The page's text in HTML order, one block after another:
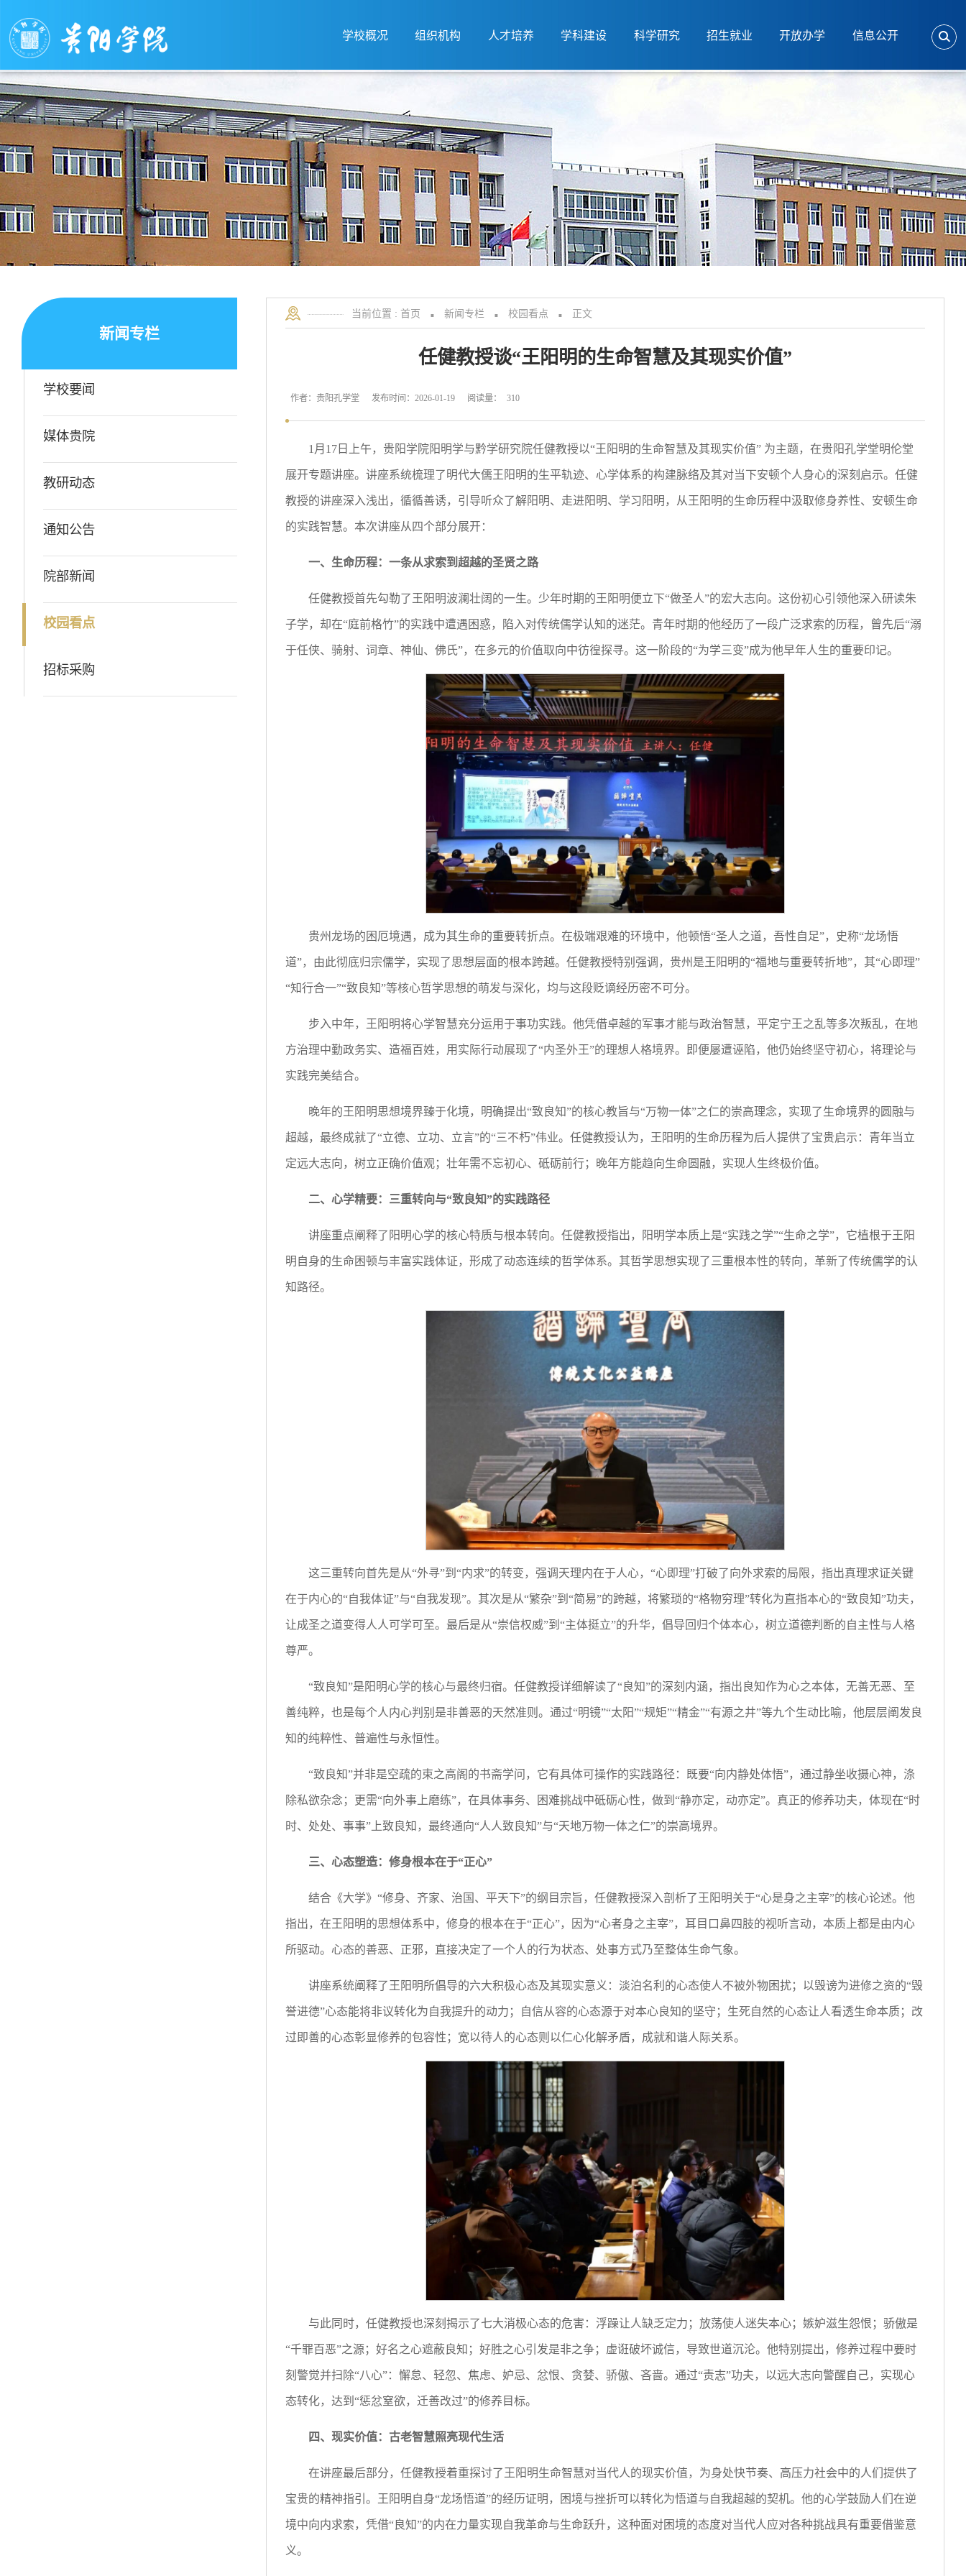
学校概况 组织机构 人才培养 学科建设 科学研究 招生就业 开放办学 信息公开
新闻专栏
学校要闻
媒体贵院
教研动态
通知公告
院部新闻
校园看点
招标采购
当前位置 :首页 ■ 新闻专栏 ■ 校园看点 ■ 正文
任健教授谈“王阳明的生命智慧及其现实价值”
作者：贵阳孔学堂 发布时间：2026-01-19 阅读量： 310
1月17日上午，贵阳学院阳明学与黔学研究院任健教授以“王阳明的生命智慧及其现实价值” 为主题，在贵阳孔学堂明伦堂
展开专题讲座。讲座系统梳理了明代大儒王阳明的生平轨迹、心学体系的构建脉络及其对当下安顿个人身心的深刻启示。任健
教授的讲座深入浅出，循循善诱，引导听众了解阳明、走进阳明、学习阳明，从王阳明的生命历程中汲取修身养性、安顿生命
的实践智慧。本次讲座从四个部分展开：
一、生命历程：一条从求索到超越的圣贤之路
任健教授首先勾勒了王阳明波澜壮阔的一生。少年时期的王阳明便立下“做圣人”的宏大志向。这份初心引领他深入研读朱
子学，却在“庭前格竹”的实践中遭遇困惑，陷入对传统儒学认知的迷茫。青年时期的他经历了一段广泛求索的历程，曾先后“溺
于任侠、骑射、词章、神仙、佛氏”，在多元的价值取向中彷徨探寻。这一阶段的“为学三变”成为他早年人生的重要印记。
贵州龙场的困厄境遇，成为其生命的重要转折点。在极端艰难的环境中，他顿悟“圣人之道，吾性自足”，史称“龙场悟
道”，由此彻底归宗儒学，实现了思想层面的根本跨越。任健教授特别强调，贵州是王阳明的“福地与重要转折地”，其“心即理”
“知行合一”“致良知”等核心哲学思想的萌发与深化，均与这段贬谪经历密不可分。
步入中年，王阳明将心学智慧充分运用于事功实践。他凭借卓越的军事才能与政治智慧，平定宁王之乱等多次叛乱，在地
方治理中勤政务实、造福百姓，用实际行动展现了“内圣外王”的理想人格境界。即便屡遭诬陷，他仍始终坚守初心，将理论与
实践完美结合。
晚年的王阳明思想境界臻于化境，明确提出“致良知”的核心教旨与“万物一体”之仁的崇高理念，实现了生命境界的圆融与
超越，最终成就了“立德、立功、立言”的“三不朽”伟业。任健教授认为，王阳明的生命历程为后人提供了宝贵启示：青年当立
定远大志向，树立正确价值观；壮年需不忘初心、砥砺前行；晚年方能趋向生命圆融，实现人生终极价值。
二、心学精要：三重转向与“致良知”的实践路径
讲座重点阐释了阳明心学的核心特质与根本转向。任健教授指出，阳明学本质上是“实践之学”“生命之学”，它植根于王阳
明自身的生命困顿与丰富实践体证，形成了动态连续的哲学体系。其哲学思想实现了三重根本性的转向，革新了传统儒学的认
知路径。
这三重转向首先是从“外寻”到“内求”的转变，强调天理内在于人心，“心即理”打破了向外求索的局限，指出真理求证关键
在于内心的“自我体证”与“自我发现”。其次是从“繁杂”到“简易”的跨越，将繁琐的“格物穷理”转化为直指本心的“致良知”功夫，
让成圣之道变得人人可学可至。最后是从“崇信权威”到“主体挺立”的升华，倡导回归个体本心，树立道德判断的自主性与人格
尊严。
“致良知”是阳明心学的核心与最终归宿。任健教授详细解读了“良知”的深刻内涵，指出良知作为心之本体，无善无恶、至
善纯粹，也是每个人内心判别是非善恶的天然准则。通过“明镜”“太阳”“规矩”“精金”“有源之井”等九个生动比喻，他层层阐发良
知的纯粹性、普遍性与永恒性。
“致良知”并非是空疏的束之高阁的书斋学问，它有具体可操作的实践路径：既要“向内静处体悟”，通过静坐收摄心神，涤
除私欲杂念；更需“向外事上磨练”，在具体事务、困难挑战中砥砺心性，做到“静亦定，动亦定”。真正的修养功夫，体现在“时
时、处处、事事”上致良知，最终通向“人人致良知”与“天地万物一体之仁”的崇高境界。
三、心态塑造：修身根本在于“正心”
结合《大学》“修身、齐家、治国、平天下”的纲目宗旨，任健教授深入剖析了王阳明关于“心是身之主宰”的核心论述。他
指出，在王阳明的思想体系中，修身的根本在于“正心”，因为“心者身之主宰”，耳目口鼻四肢的视听言动，本质上都是由内心
所驱动。心态的善恶、正邪，直接决定了一个人的行为状态、处事方式乃至整体生命气象。
讲座系统阐释了王阳明所倡导的六大积极心态及其现实意义：淡泊名利的心态使人不被外物困扰；以毁谤为进修之资的“毁
誉进德”心态能将非议转化为自我提升的动力；自信从容的心态源于对本心良知的坚守；生死自然的心态让人看透生命本质；改
过即善的心态彰显修养的包容性；宽以待人的心态则以仁心化解矛盾，成就和谐人际关系。
与此同时，任健教授也深刻揭示了七大消极心态的危害：浮躁让人缺乏定力；放荡使人迷失本心；嫉妒滋生怨恨；骄傲是
“千罪百恶”之源；好名之心遮蔽良知；好胜之心引发是非之争；虚诳破坏诚信，导致世道沉沦。他特别提出，修养过程中要时
刻警觉并扫除“八心”：懈怠、轻忽、焦虑、妒忌、忿恨、贪婪、骄傲、吝啬。通过“责志”功夫，以远大志向警醒自己，实现心
态转化，达到“惩忿窒欲，迁善改过”的修养目标。
四、现实价值：古老智慧照亮现代生活
在讲座最后部分，任健教授着重探讨了王阳明生命智慧对当代人的现实价值，为身处快节奏、高压力社会中的人们提供了
宝贵的精神指引。王阳明自身“龙场悟道”的经历证明，困境与挫折可以转化为悟道与自我超越的契机。他的心学鼓励人们在逆
境中向内求索，凭借“良知”的内在力量实现自我革命与生命跃升，这种面对困境的态度对当代人应对各种挑战具有重要借鉴意
义。